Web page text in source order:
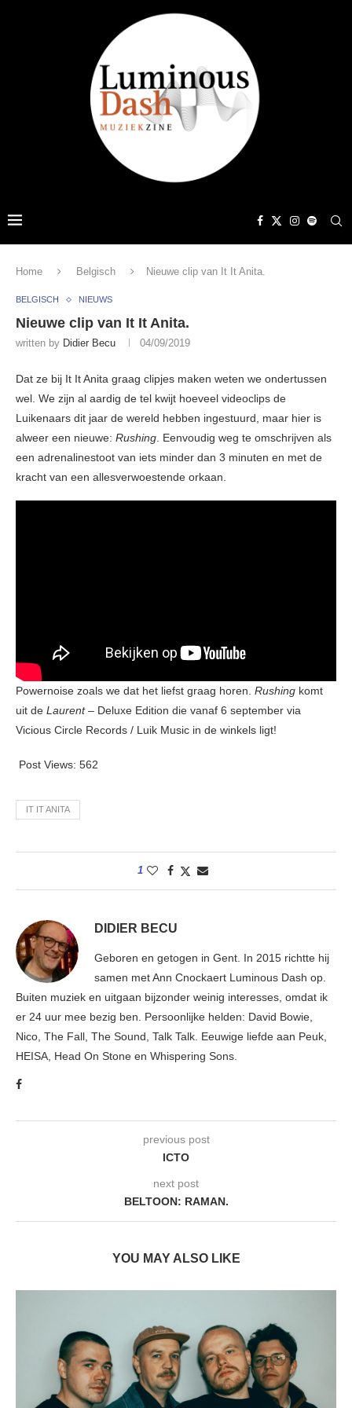
Home Belgisch Nieuwe clip van It It Anita.
BELGISCH NIEUWS
Nieuwe clip van It It Anita.
written by Didier Becu 04/09/2019
Dat ze bij It It Anita graag clipjes maken weten we ondertussen
wel. We zijn al aardig de tel kwijt hoeveel videoclips de
Luikenaars dit jaar de wereld hebben ingestuurd, maar hier is
alweer een nieuwe: Rushing. Eenvoudig weg te omschrijven als
een adrenalinestoot van iets minder dan 3 minuten en met de
kracht van een allesverwoestende orkaan.
Powernoise zoals we dat het liefst graag horen. Rushing komt
uit de Laurent– Deluxe Edition die vanaf 6 september via
Vicious Circle Records / Luik Music in de winkels ligt!
Post Views: 562
IT IT ANITA
1
DIDIER BECU
Geboren en getogen in Gent. In 2015 richtte hij
samen met Ann Cnockaert Luminous Dash op.
Buiten muziek en uitgaan bijzonder weinig interesses, omdat ik
er 24 uur mee bezig ben. Persoonlijke helden: David Bowie,
Nico, The Fall, The Sound, Talk Talk. Eeuwige liefde aan Peuk,
HEISA, Head On Stone en Whispering Sons.
previous post
ICTO
next post
BELTOON: RAMAN.
YOU MAY ALSO LIKE